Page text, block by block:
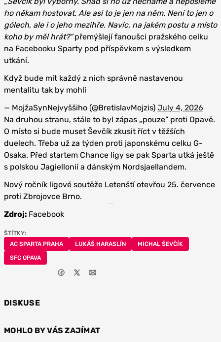
ho někam hostovat. Ale asi to je jen na něm. Není to jen o
gólech, ale i o jeho mezihře. Navíc, na jakém postu a místo
koho by měl hrát?“přemýšlejí fanoušci pražského celku
na Facebooku Sparty pod příspěvkem s výsledkem
utkání.
Když bude mít každý z nich správně nastavenou
mentalitu tak by mohli
— MojžaSynNejvyššiho (@BretislavMojzis) July 4, 2026
Na druhou stranu, stále to byl zápas „pouze“ proti Opavě.
O místo si bude muset Ševčík zkusit říct v těžších
duelech. Třeba už za týden proti japonskému celku G-
Osaka. Před startem Chance ligy se pak Sparta utká ještě
s polskou Jagiellonií a dánským Nordsjaellandem.
Nový ročník ligové soutěže Letenští otevřou 25. července
proti Zbrojovce Brno.
Zdroj: Facebook
ŠTÍTKY:
AC SPARTA PRAHA
LUKÁŠ HARASLÍN
MICHAL ŠEVČÍK
SFC OPAVA
DISKUSE
MOHLO BY VÁS ZAJÍMAT